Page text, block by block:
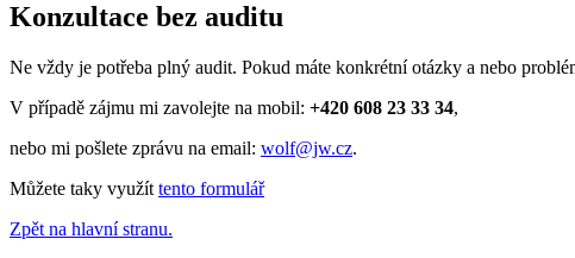
Konzultace bez auditu
Ne vždy je potřeba plný audit. Pokud máte konkrétní otázky a nebo
V případě zájmu mi zavolejte na mobil: +420 608 23 33 34,
nebo mi pošlete zprávu na email: wolf@jw.cz.
Můžete taky využít tento formulář
Zpět na hlavní stranu.